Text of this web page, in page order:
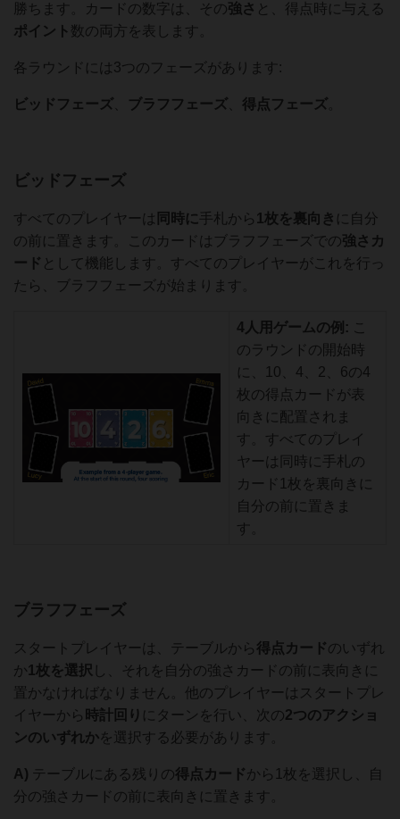
勝ちます。カードの数字は、その強さ と、得点時に与える
ポイント 数の両方を表します。
各ラウンドには3つのフェーズがあります:
ビッドフェーズ ブラフフェーズ 得点フェーズ
ビッドフェーズ
すべてのプレイヤーは 同時に 手札から 1枚を裏向き に自分
の前に置きます。このカードはブラフフェーズでの強さカ
ード として機能します。すべてのプレイヤーがこれを行っ
たら、ブラフフェーズが始まります。
4人用ゲームの例: こ
のラウンドの開始時
に、10、4、2、6の4
枚の得点カードが表
向きに配置されま
す。すべてのプレイ
ヤーは同時に手札の
カード1枚を裏向きに
自分の前に置きま
す。
ブラフフェーズ
スタートプレイヤーは、テーブルから 得点カードのいずれ
か1枚を選択 し、それを自分の強さカードの前に表向きに
置かなければなりません。他のプレイヤーはスタートプレ
イヤーから 時計回り にターンを行い、次の2つのアクショ
ンのいずれかを選択する必要があります。
A) テーブルにある残りの得点カードから1枚を選択し、自
分の強さカードの前に表向きに置きます。